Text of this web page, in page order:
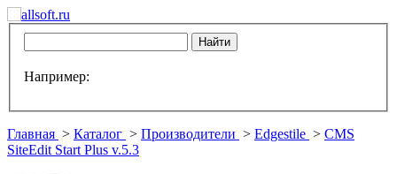
Например:
Главная > Каталог > Производители > Edgestile > CMS
SiteEdit Start Plus v.5.3